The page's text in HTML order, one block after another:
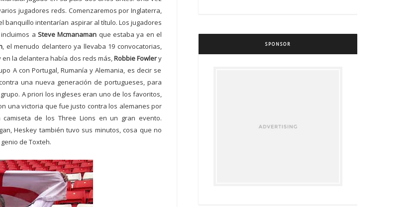
jugadores reds. Comenzaremos por Inglaterra,
banquillo intentarían aspirar al título. Los jugadores
a Steve Mcmanaman que estaba ya en el
, el menudo delantero ya llevaba 19 convocatorias,
en la delantera había dos reds más,Robbie Fowlery
A con Portugal, Rumanía y Alemania, es decir se
una nueva generación de portugueses, para
A priori los ingleses eran uno de los favoritos,
una victoria que fue justo contra los alemanes por
de los Three Lions en un gran evento.
Heskey también tuvo sus minutos, cosa que no
de Toxteh.
SPONSOR